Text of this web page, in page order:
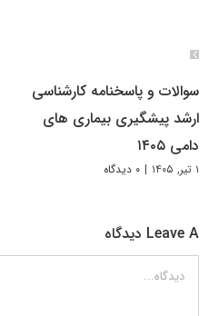
سوالات و پاسخنامه کارشناسی
ارشد پیشگیری بیماری های
دامی ۱۴۰۵
۱ تیر, ۱۴۰۵ | ۰ دیدگاه
Leave A دیدگاه
دیدگاه